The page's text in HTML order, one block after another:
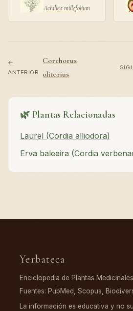
Achillea millefolium
←
ANTERIOR
Corchorus
olitorius
🌿 Plantas Relacionadas
Laurel (Cordia alliodora)
Erva baleeira (Cordia
Yerbateca
Enciclopedia de Plantas
Fuentes: PubMed, Scopus,
La información es educativa y no